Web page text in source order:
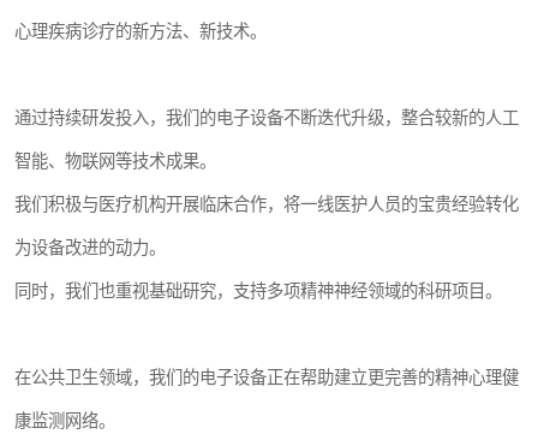
心理疾病诊疗的新方法、新技术。
通过持续研发投入，我们的电子设备不断迭代升级，整合较新的人工
智能、物联网等技术成果。
我们积极与医疗机构开展临床合作，将一线医护人员的宝贵经验转化
为设备改进的动力。
同时，我们也重视基础研究，支持多项精神神经领域的科研项目。
在公共卫生领域，我们的电子设备正在帮助建立更完善的精神心理健
康监测网络。